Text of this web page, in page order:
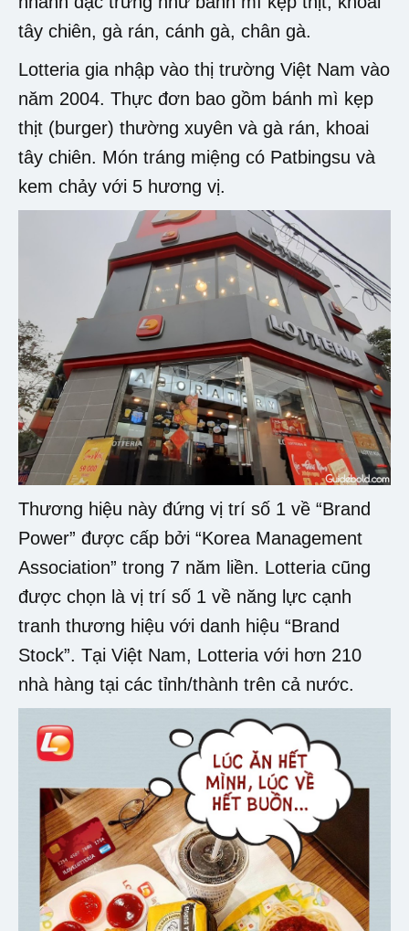
tây chiên, gà rán, cánh gà, chân gà.
Lotteria gia nhập vào thị trường Việt Nam vào
năm 2004. Thực đơn bao gồm bánh mì kẹp
thịt (burger) thường xuyên và gà rán, khoai
tây chiên. Món tráng miệng có Patbingsu và
kem chảy với 5 hương vị.
Thương hiệu này đứng vị trí số 1 về “Brand
Power” được cấp bởi “Korea Management
Association” trong 7 năm liền. Lotteria cũng
được chọn là vị trí số 1 về năng lực cạnh
tranh thương hiệu với danh hiệu “Brand
Stock”. Tại Việt Nam, Lotteria với hơn 210
nhà hàng tại các tỉnh/thành trên cả nước.